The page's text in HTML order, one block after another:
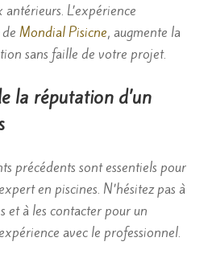
L’expérience
Mondial Pisicne, augmente la
sans faille de votre projet.
la réputation d’un
précédents sont essentiels pour
en piscines. N’hésitez pas à
et à les contacter pour un
avec le professionnel.